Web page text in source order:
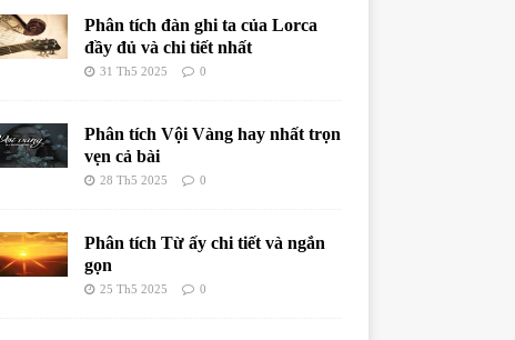
Phân tích đàn ghi ta của Lorca
đầy đủ và chi tiết nhất
31 Th5 2025 0
Phân tích Vội Vàng hay nhất trọn
vẹn cả bài
28 Th5 2025 0
Phân tích Từ ấy chi tiết và ngắn
gọn
25 Th5 2025 0